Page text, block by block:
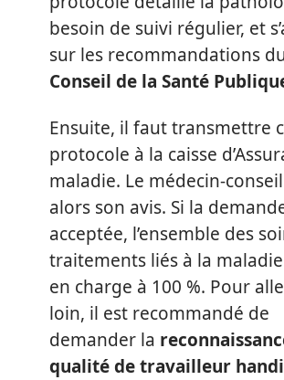
besoin de suivi régulier, et
sur les recommandations
Conseil de la Santé
Ensuite, il faut transmettre
protocole à la caisse
maladie. Le médecin-
alors son avis. Si la
acceptée, l’ensemble des
traitements liés à la
en charge à 100 %. Pour
loin, il est recommandé de
demander la
qualité de travailleur